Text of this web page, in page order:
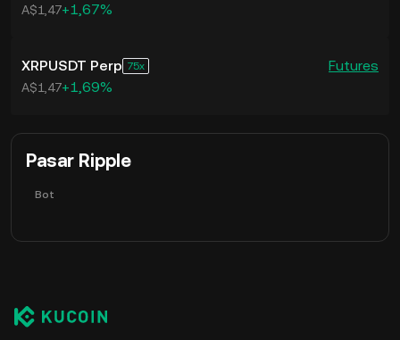
A$1,47+1,67%
XRPUSDT Perp 75 Futures
A$1,47+1,69%
Pasar Ripple
Bot